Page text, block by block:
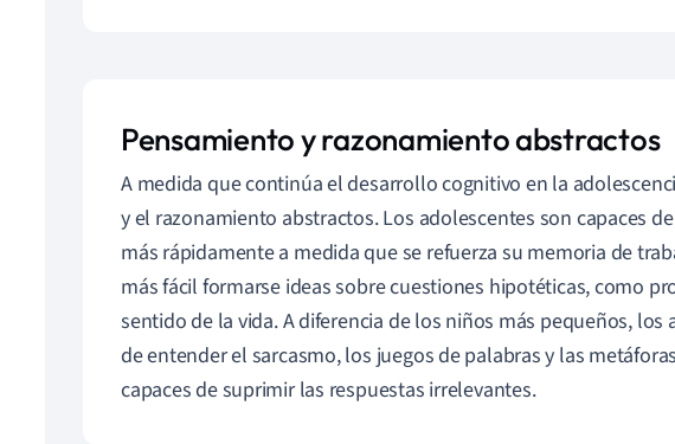
Pensamiento y razonamiento abstractos
A medida que continúa el desarrollo cognitivo en la
y el razonamiento abstractos. Los adolescentes son capaces
más rápidamente a medida que se refuerza su memoria de
más fácil formarse ideas sobre cuestiones hipotéticas, como
sentido de la vida. A diferencia de los niños más pequeños, los
de entender el sarcasmo, los juegos de palabras y las
capaces de suprimir las respuestas irrelevantes.